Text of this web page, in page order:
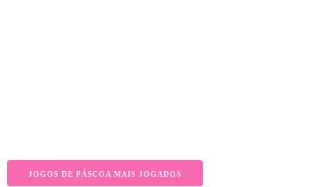
JOGOS DE PÁSCOA MAIS JOGADOS